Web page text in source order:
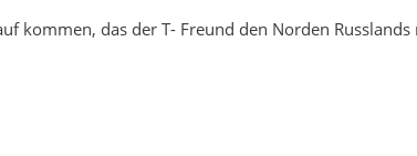
kommen, das der T- Freund den Norden Russlands